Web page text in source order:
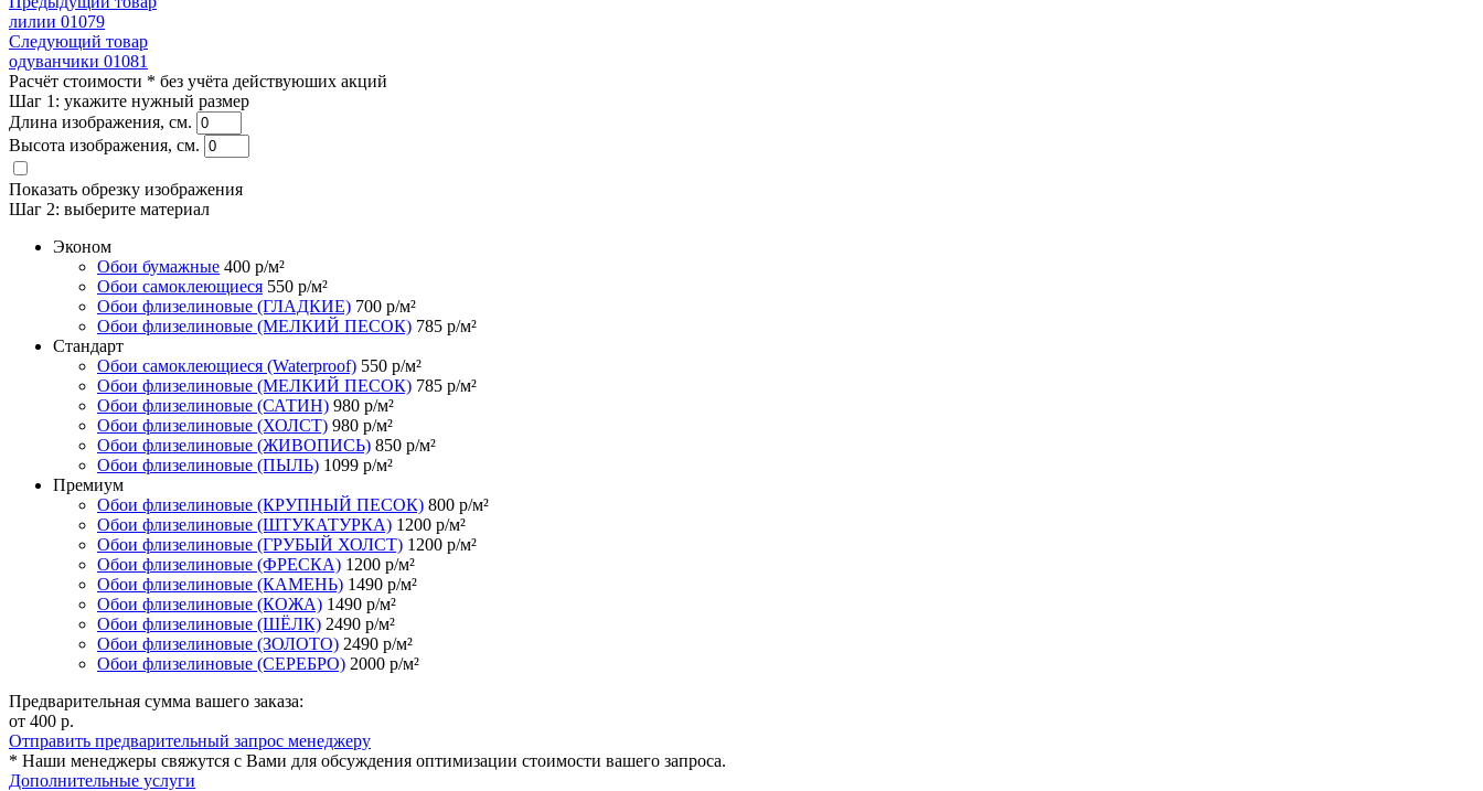
лилии 01079
Следующий товар
одуванчики 01081
Расчёт стоимости * без учёта действуюших акций
Шаг 1: укажите нужный размер
Длина изображения, см.
Высота изображения, см.
Показать обрезку изображения
Шаг 2: выберите материал
Эконом
Обои бумажные 400 р/м²
Обои самоклеющиеся 550 р/м²
Обои флизелиновые (ГЛАДКИЕ) 700 р/м²
Обои флизелиновые (МЕЛКИЙ ПЕСОК) 785 р/м²
Стандарт
Обои самоклеющиеся (Waterproof) 550 р/м²
Обои флизелиновые (МЕЛКИЙ ПЕСОК) 785 р/м²
Обои флизелиновые (САТИН) 980 р/м²
Обои флизелиновые (ХОЛСТ) 980 р/м²
Обои флизелиновые (ЖИВОПИСЬ) 850 р/м²
Обои флизелиновые (ПЫЛЬ) 1099 р/м²
Премиум
Обои флизелиновые (КРУПНЫЙ ПЕСОК) 800 р/м²
Обои флизелиновые (ШТУКАТУРКА) 1200 р/м²
Обои флизелиновые (ГРУБЫЙ ХОЛСТ) 1200 р/м²
Обои флизелиновые (ФРЕСКА) 1200 р/м²
Обои флизелиновые (КАМЕНЬ) 1490 р/м²
Обои флизелиновые (КОЖА) 1490 р/м²
Обои флизелиновые (ШЁЛК) 2490 р/м²
Обои флизелиновые (ЗОЛОТО) 2490 р/м²
Обои флизелиновые (СЕРЕБРО) 2000 р/м²
Предварительная сумма вашего заказа:
от 400 р.
Отправить предварительный запрос менеджеру
* Наши менеджеры свяжутся с Вами для обсуждения оптимизации стоимости вашего запроса.
Дополнительные услуги